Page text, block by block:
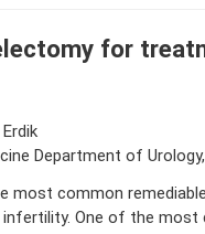
for
Erdik
Department of
most common
One of the most